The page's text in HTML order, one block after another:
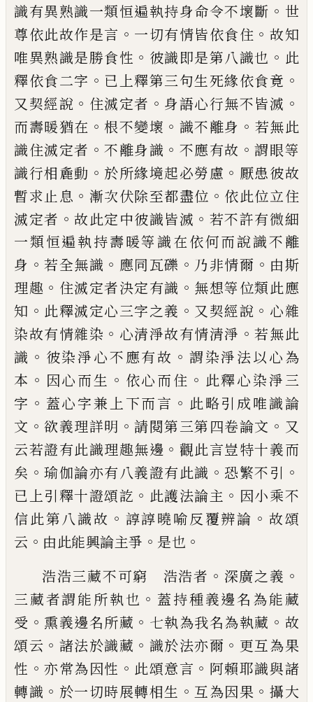
識有異熟識一類恒遍執持身命令不壞斷 。 世
尊依此故作是言 。 一切有情皆依食住 。故知
唯異熟識是勝食性 。 彼識即是第八識也 。 此
釋依食二字 。 已上釋第三句生死緣依食竟 。
又契經說 。 住滅定者 。 身語心行無不皆滅 。
而壽暖猶在 。根不變壞 。 識不離身 。 若無此
識住滅定者 。不離身識 。 不應有故 。謂眼等
識行相麁動 。 於所緣境起必勞慮 。 厭患彼故
暫求止息 。 漸次伏除至都盡位 。 依此位立住
滅定者 。故此定中彼識皆滅 。 若不許有微細
一類恒遍執持壽暖等識在依何而說識不離
身 。若全無識 。 應同瓦礫 。 乃非情爾 。 由斯
理趣 。 住滅定者決定有識 。 無想等位類此應
知 。 此釋滅定心三字之義 。 又契經說 。 心雜
染故有情雜染 。 心清淨故有情清淨 。若無此
識 。 彼染淨心不應有故 。 謂染淨法以心為
本 。 因心而生 。 依心而住 。 此釋心染淨三
字 。 蓋心字兼上下而言 。 此略引成唯識論
文 。欲義理詳明 。請閱第三第四卷論文 。 又
云若證有此識理趣無邊 。 觀此言豈特十義而
矣 。瑜伽論亦有八義證有此識 。 恐繁不引 。
已上引釋十證頌訖 。 此護法論主 。 因小乘不
信此第八識故 。 諄諄曉喻反覆辨論 。 故頌
云 。 由此能興論主爭 。 是也 。
浩浩三藏不可窮 浩浩者 。 深廣之義 。
三藏者謂能所執也 。 蓋持種義邊名為能藏
受 。 熏義邊名所藏 。 七執為我名為執藏 。 故
頌云 。 諸法於識藏 。 識於法亦爾 。 更互為果
性 。亦常為因性 。 此頌意言 。 阿賴耶識與諸
轉識 。 於一切時展轉相生 。 互為因果 。攝大